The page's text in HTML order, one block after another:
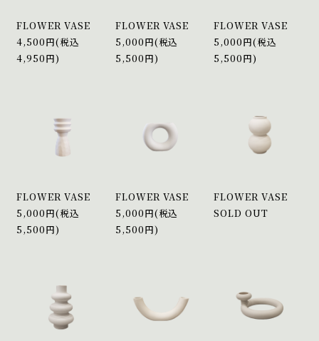
FLOWER VASE
4,500円(税込
4,950円)
FLOWER VASE
5,000円(税込
5,500円)
FLOWER VASE
5,000円(税込
5,500円)
FLOWER VASE
5,000円(税込
5,500円)
FLOWER VASE
5,000円(税込
5,500円)
FLOWER VASE
SOLD OUT